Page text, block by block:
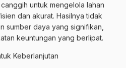
untuk mengelola lahan
dan akurat. Hasilnya tidak
sumber daya yang signifikan,
keuntungan yang berlipat.
Keberlanjutan